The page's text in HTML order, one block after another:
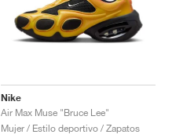
Nike
Air Max Muse "Bruce Lee"
Mujer / Estilo deportivo / Zapatos